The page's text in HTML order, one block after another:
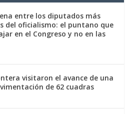
entre los diputados más
del oficialismo: el puntano que
en el Congreso y no en las
visitaron el avance de una
de 62 cuadras